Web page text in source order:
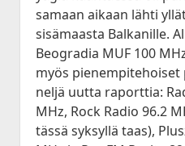
samaan aikaan lähti
sisämaasta Balkanille.
Beogradia MUF 100
myös pienempitehoiset
neljä uutta raporttia:
MHz, Rock Radio 96.2
tässä syksyllä taas),